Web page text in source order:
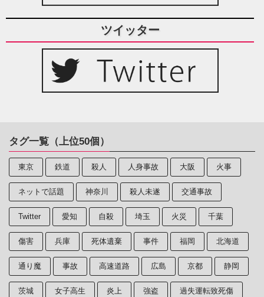
ツイッター
タグ一覧（上位50個）
東京 鉄道 殺人 人身事故 大阪 火事
ネットで話題 神奈川 殺人未遂 交通事故
Twitter 愛知 自殺 埼玉 火災 千葉
傷害 兵庫 死体遺棄 事件 福岡 北海道
通り魔 事故 高速道路 広島 京都 静岡
茨城 女子高生 炎上 強盗 過失運転致死傷